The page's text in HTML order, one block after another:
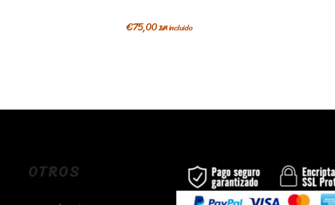
€75,00IVA incluido
OTROS